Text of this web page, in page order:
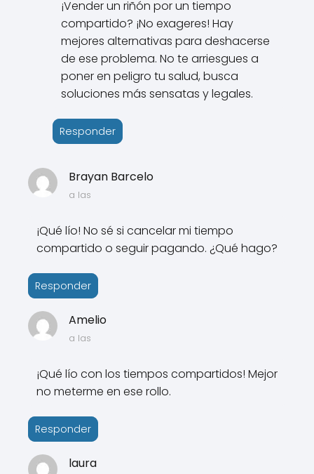
¡Vender un riñón por un tiempo
compartido? ¡No exageres! Hay
mejores alternativas para deshacerse
de ese problema. No te arriesgues a
poner en peligro tu salud, busca
soluciones más sensatas y legales.
Responder
Brayan Barcelo
a las
¡Qué lío! No sé si cancelar mi tiempo
compartido o seguir pagando. ¿Qué hago?
Responder
Amelio
a las
¡Qué lío con los tiempos compartidos! Mejor
no meterme en ese rollo.
Responder
laura